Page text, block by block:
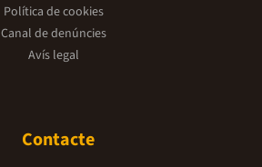
Política de cookies
Canal de denúncies
Avís legal
Contacte